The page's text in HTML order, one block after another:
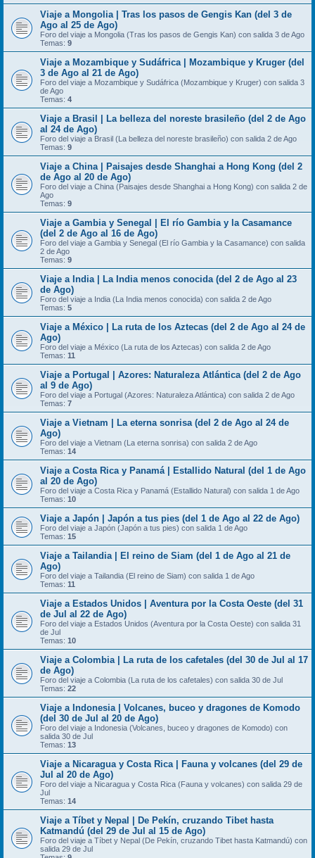
Viaje a Mongolia | Tras los pasos de Gengis Kan (del 3 de
Ago al 25 de Ago)
Foro del viaje a Mongolia (Tras los pasos de Gengis Kan) con salida 3 de Ago
Temas: 9
Viaje a Mozambique y Sudáfrica | Mozambique y Kruger (del
3 de Ago al 21 de Ago)
Foro del viaje a Mozambique y Sudáfrica (Mozambique y Kruger) con salida 3
de Ago
Temas: 4
Viaje a Brasil | La belleza del noreste brasileño (del 2 de Ago
al 24 de Ago)
Foro del viaje a Brasil (La belleza del noreste brasileño) con salida 2 de Ago
Temas: 9
Viaje a China | Paisajes desde Shanghai a Hong Kong (del 2
de Ago al 20 de Ago)
Foro del viaje a China (Paisajes desde Shanghai a Hong Kong) con salida 2 de
Ago
Temas: 9
Viaje a Gambia y Senegal | El río Gambia y la Casamance
(del 2 de Ago al 16 de Ago)
Foro del viaje a Gambia y Senegal (El río Gambia y la Casamance) con salida
2 de Ago
Temas: 9
Viaje a India | La India menos conocida (del 2 de Ago al 23
de Ago)
Foro del viaje a India (La India menos conocida) con salida 2 de Ago
Temas: 5
Viaje a México | La ruta de los Aztecas (del 2 de Ago al 24 de
Ago)
Foro del viaje a México (La ruta de los Aztecas) con salida 2 de Ago
Temas: 11
Viaje a Portugal | Azores: Naturaleza Atlántica (del 2 de Ago
al 9 de Ago)
Foro del viaje a Portugal (Azores: Naturaleza Atlántica) con salida 2 de Ago
Temas: 7
Viaje a Vietnam | La eterna sonrisa (del 2 de Ago al 24 de
Ago)
Foro del viaje a Vietnam (La eterna sonrisa) con salida 2 de Ago
Temas: 14
Viaje a Costa Rica y Panamá | Estallido Natural (del 1 de Ago
al 20 de Ago)
Foro del viaje a Costa Rica y Panamá (Estallido Natural) con salida 1 de Ago
Temas: 10
Viaje a Japón | Japón a tus pies (del 1 de Ago al 22 de Ago)
Foro del viaje a Japón (Japón a tus pies) con salida 1 de Ago
Temas: 15
Viaje a Tailandia | El reino de Siam (del 1 de Ago al 21 de
Ago)
Foro del viaje a Tailandia (El reino de Siam) con salida 1 de Ago
Temas: 11
Viaje a Estados Unidos | Aventura por la Costa Oeste (del 31
de Jul al 22 de Ago)
Foro del viaje a Estados Unidos (Aventura por la Costa Oeste) con salida 31
de Jul
Temas: 10
Viaje a Colombia | La ruta de los cafetales (del 30 de Jul al 17
de Ago)
Foro del viaje a Colombia (La ruta de los cafetales) con salida 30 de Jul
Temas: 22
Viaje a Indonesia | Volcanes, buceo y dragones de Komodo
(del 30 de Jul al 20 de Ago)
Foro del viaje a Indonesia (Volcanes, buceo y dragones de Komodo) con
salida 30 de Jul
Temas: 13
Viaje a Nicaragua y Costa Rica | Fauna y volcanes (del 29 de
Jul al 20 de Ago)
Foro del viaje a Nicaragua y Costa Rica (Fauna y volcanes) con salida 29 de
Jul
Temas: 14
Viaje a Tíbet y Nepal | De Pekín, cruzando Tibet hasta
Katmandú (del 29 de Jul al 15 de Ago)
Foro del viaje a Tíbet y Nepal (De Pekín, cruzando Tibet hasta Katmandú) con
salida 29 de Jul